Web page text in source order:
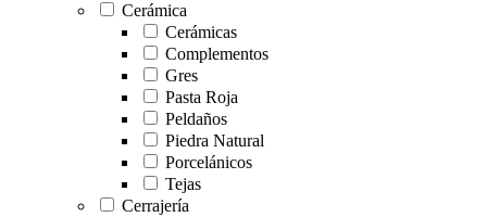
Cerámica
Cerámicas
Complementos
Gres
Pasta Roja
Peldaños
Piedra Natural
Porcelánicos
Tejas
Cerrajería